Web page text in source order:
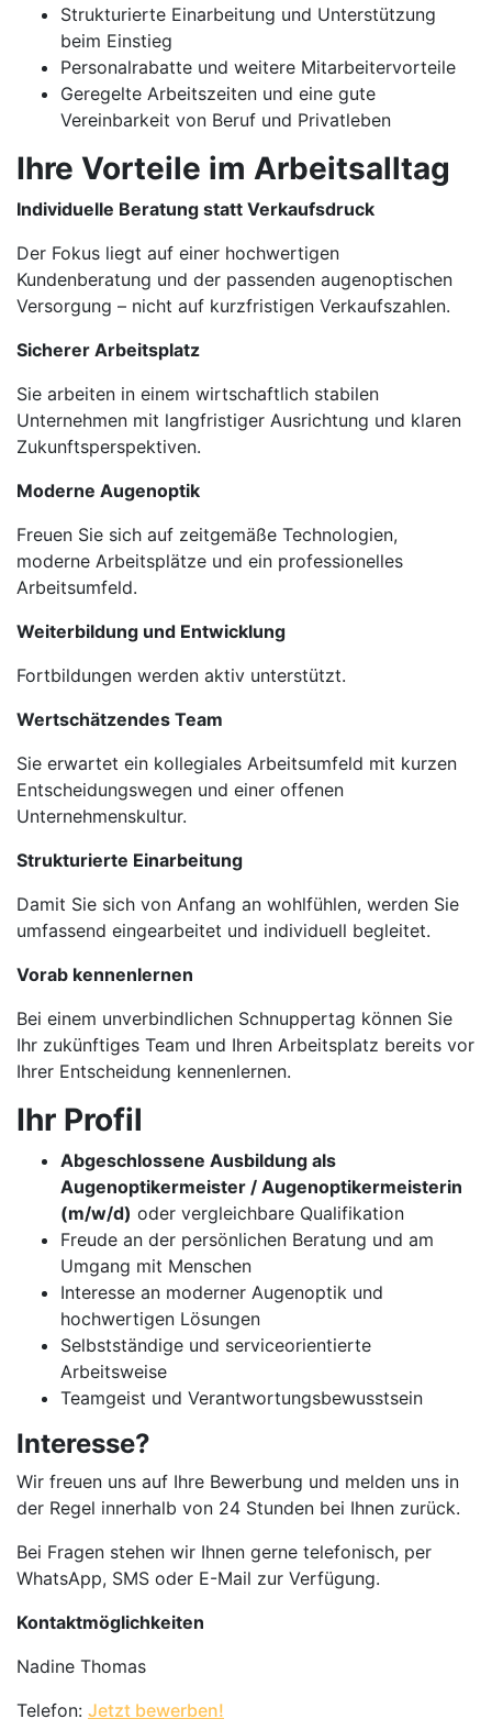
Strukturierte Einarbeitung und Unterstützung
beim Einstieg
Personalrabatte und weitere Mitarbeitervorteile
Geregelte Arbeitszeiten und eine gute
Vereinbarkeit von Beruf und Privatleben
Ihre Vorteile im Arbeitsalltag
Individuelle Beratung statt Verkaufsdruck
Der Fokus liegt auf einer hochwertigen
Kundenberatung und der passenden augenoptischen
Versorgung – nicht auf kurzfristigen Verkaufszahlen.
Sicherer Arbeitsplatz
Sie arbeiten in einem wirtschaftlich stabilen
Unternehmen mit langfristiger Ausrichtung und klaren
Zukunftsperspektiven.
Moderne Augenoptik
Freuen Sie sich auf zeitgemäße Technologien,
moderne Arbeitsplätze und ein professionelles
Arbeitsumfeld.
Weiterbildung und Entwicklung
Fortbildungen werden aktiv unterstützt.
Wertschätzendes Team
Sie erwartet ein kollegiales Arbeitsumfeld mit kurzen
Entscheidungswegen und einer offenen
Unternehmenskultur.
Strukturierte Einarbeitung
Damit Sie sich von Anfang an wohlfühlen, werden Sie
umfassend eingearbeitet und individuell begleitet.
Vorab kennenlernen
Bei einem unverbindlichen Schnuppertag können Sie
Ihr zukünftiges Team und Ihren Arbeitsplatz bereits vor
Ihrer Entscheidung kennenlernen.
Ihr Profil
Abgeschlossene Ausbildung als
Augenoptikermeister / Augenoptikermeisterin
(m/w/d) oder vergleichbare Qualifikation
Freude an der persönlichen Beratung und am
Umgang mit Menschen
Interesse an moderner Augenoptik und
hochwertigen Lösungen
Selbstständige und serviceorientierte
Arbeitsweise
Teamgeist und Verantwortungsbewusstsein
Interesse?
Wir freuen uns auf Ihre Bewerbung und melden uns in
der Regel innerhalb von 24 Stunden bei Ihnen zurück.
Bei Fragen stehen wir Ihnen gerne telefonisch, per
WhatsApp, SMS oder E-Mail zur Verfügung.
Kontaktmöglichkeiten
Nadine Thomas
Telefon: Jetzt bewerben!